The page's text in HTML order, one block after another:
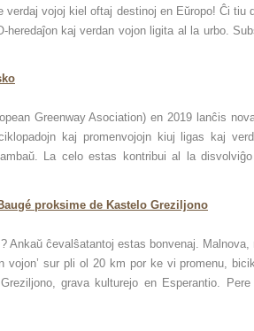
verdaj vojoj kiel oftaj destinoj en Eŭropo! Ĉi tiu
heredaĵon kaj verdan vojon ligita al la urbo.
Greenway Asociation) en 2019 lanĉis
kaj promenvojojn kiuj ligas kaj
La celo estas kontribui al la
proksime de Kastelo Greziljono
Ankaŭ ĉevalŝatantoj estas bonvenaj.
vojon’ sur pli ol 20 km por ke vi promenu,
grava kulturejo en Esperantio.